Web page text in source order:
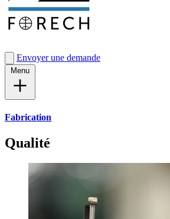
Envoyer une demande
Fabrication
Qualité